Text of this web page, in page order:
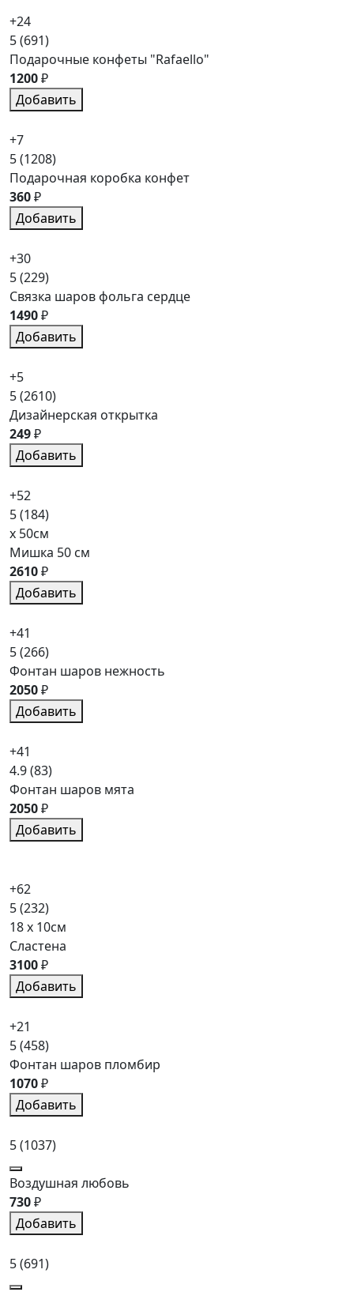
+24
5(691)
Подарочные конфеты "Rafaello"
1200₽
Добавить
+7
5(1208)
Подарочная коробка конфет
360₽
Добавить
+30
5(229)
Связка шаров фольга сердце
1490₽
Добавить
+5
5(2610)
Дизайнерская открытка
249₽
Добавить
+52
5(184)
x 50см
Мишка 50 см
2610₽
Добавить
+41
5(266)
Фонтан шаров нежность
2050₽
Добавить
+41
4.9(83)
Фонтан шаров мята
2050₽
Добавить
+62
5(232)
18 x 10см
Сластена
3100₽
Добавить
+21
5(458)
Фонтан шаров пломбир
1070₽
Добавить
5(1037)
Воздушная любовь
730₽
Добавить
5(691)